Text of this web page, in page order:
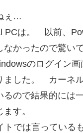
ぇ…
は。 以前、
かったので驚いて
のログイン
ました。 カーネ
るので結果的に
す。
では言っている